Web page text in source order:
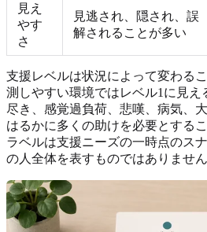
見え
やす
さ
見逃され、隠され、誤
解されることが多い
支援レベルは状況によって変わる
測しやすい環境ではレベル1に見え
尽き、感覚過負荷、悲嘆、病気、
はるかに多くの助けを必要とする
ラベルは支援ニーズの一時点のス
の人全体を表すものではありません